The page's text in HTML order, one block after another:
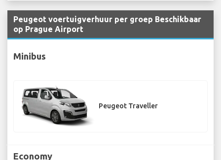
Peugeot voertuigverhuur per groep Beschikbaar
op Prague Airport
Minibus
Peugeot Traveller
Economy